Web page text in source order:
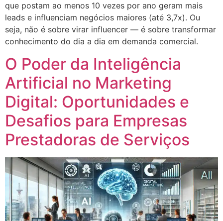
que postam ao menos 10 vezes por ano geram mais
leads e influenciam negócios maiores (até 3,7x). Ou
seja, não é sobre virar influencer — é sobre transformar
conhecimento do dia a dia em demanda comercial.
O Poder da Inteligência
Artificial no Marketing
Digital: Oportunidades e
Desafios para Empresas
Prestadoras de Serviços